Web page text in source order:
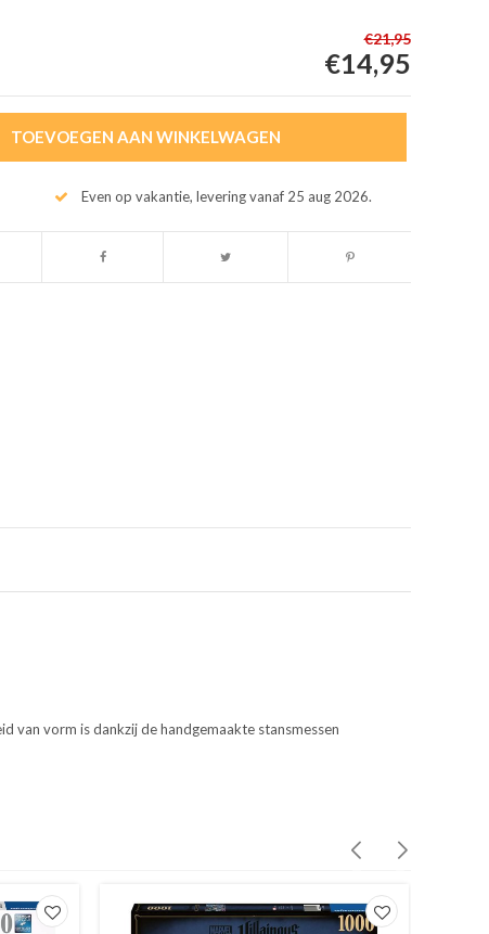
€21,95
€14,95
TOEVOEGEN AAN WINKELWAGEN
Even op vakantie, levering vanaf 25 aug 2026.
van vorm is dankzij de handgemaakte stansmessen